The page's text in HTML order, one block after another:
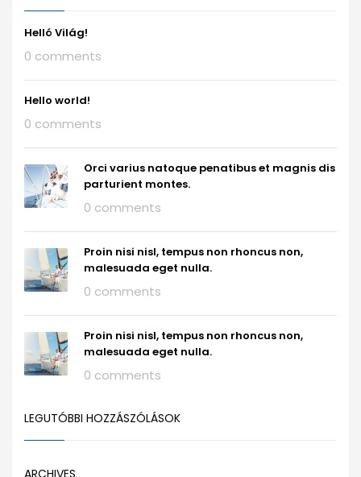
Helló Világ!
0 comments
Hello world!
0 comments
Orci varius natoque penatibus et magnis dis
parturient montes.
0 comments
Proin nisi nisl, tempus non rhoncus non,
malesuada eget nulla.
0 comments
Proin nisi nisl, tempus non rhoncus non,
malesuada eget nulla.
0 comments
LEGUTÓBBI HOZZÁSZÓLÁSOK
ARCHIVES